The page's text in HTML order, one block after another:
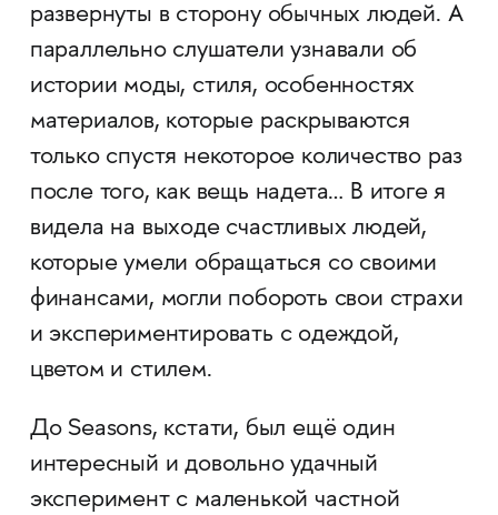
развернуты в сторону обычных людей. А
параллельно слушатели узнавали об
истории моды, стиля, особенностях
материалов, которые раскрываются
только спустя некоторое количество раз
после того, как вещь надета… В итоге я
видела на выходе счастливых людей,
которые умели обращаться со своими
финансами, могли побороть свои страхи
и экспериментировать с одеждой,
цветом и стилем.
До Seasons, кстати, был ещё один
интересный и довольно удачный
эксперимент с маленькой частной